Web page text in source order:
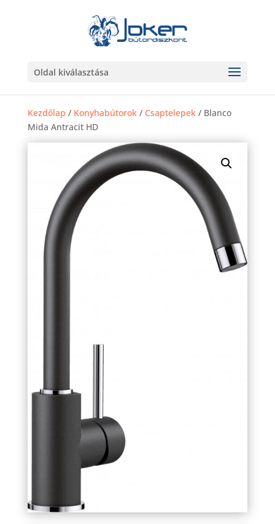
Oldal kiválasztása
Kezdőlap / Konyhabútorok/ Csaptelepek/ Blanco
Mida Antracit HD